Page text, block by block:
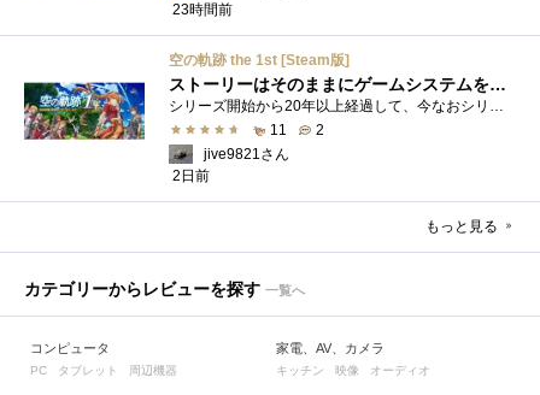
23時間前
空の軌跡 the 1st [Steam版]
ストーリーはそのままにゲームシステムを現代化
シリーズ開始から20年以上経過して、今なおシリーズの完結が見えてこない日本ファルコムのストーリーRPG、「英雄伝説軌跡シリーズ」。シリーズ...
11
2
jive9821さん
2日前
もっと見る
カテゴリーからレビューを探す 一覧へ
コンピュータ
PC タブレット 周辺機器
家電、AV、カメラ
キッチン 映像 オーディオ